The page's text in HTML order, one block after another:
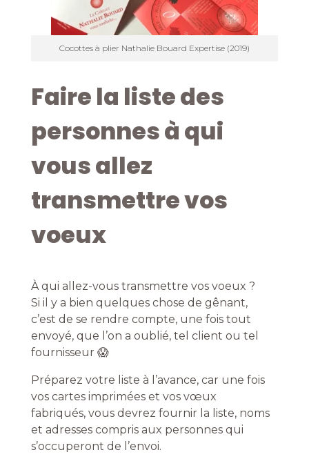
Cocottes à plier Nathalie Bouard Expertise (2019)
Faire la liste des
personnes à qui
vous allez
transmettre vos
voeux
À qui allez-vous transmettre vos voeux ?
Si il y a bien quelques chose de gênant,
c’est de se rendre compte, une fois tout
envoyé, que l’on a oublié, tel client ou tel
fournisseur 😱
Préparez votre liste à l’avance, car une fois
vos cartes imprimées et vos vœux
fabriqués, vous devrez fournir la liste, noms
et adresses compris aux personnes qui
s’occuperont de l’envoi.